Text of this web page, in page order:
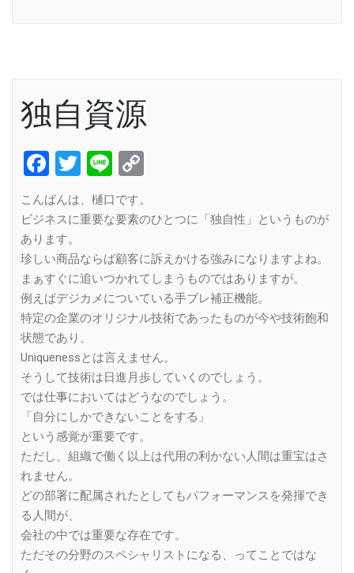
独自資源
Facebook
Twitter
Line
こんばんは、樋口です。
ビジネスに重要な要素のひとつに「独自性」というものが
あります。
珍しい商品ならば顧客に訴えかける強みになりますよね。
まぁすぐに追いつかれてしまうものではありますが。
例えばデジカメについている手ブレ補正機能。
特定の企業のオリジナル技術であったものが今や技術飽和
状態であり、
Uniquenessとは言えません。
そうして技術は日進月歩していくのでしょう。
では仕事においてはどうなのでしょう。
「自分にしかできないことをする」
という感覚が重要です。
ただし、組織で働く以上は代用の利かない人間は重宝はさ
れません。
どの部署に配属されたとしてもパフォーマンスを発揮でき
る人間が、
会社の中では重要な存在です。
ただその分野のスペシャリストになる、ってことではな